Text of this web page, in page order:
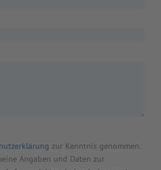
zur Kenntnis genommen.
Angaben und Daten zur